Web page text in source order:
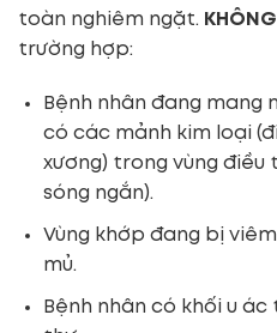
toàn nghiêm ngặt. KHÔNG
trường hợp:
Bệnh nhân đang
có các mảnh kim loại
xương) trong vùng
sóng ngắn).
Vùng khớp đang bị
mủ.
Bệnh nhân có khối u